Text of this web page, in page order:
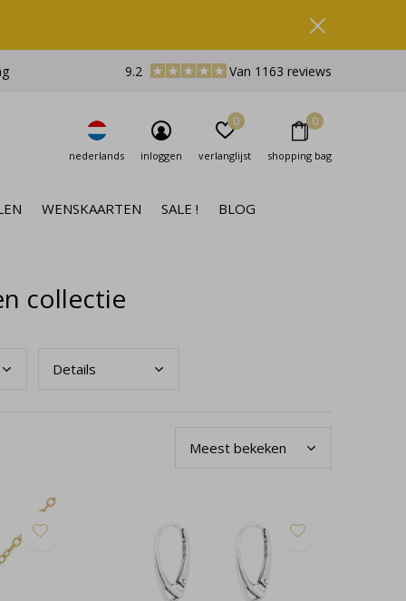
WENSKAARTEN SALE ! BLOG
nederlands inloggen verlanglijst
0
shopping bag
0
9.2 Van 1163 reviews
collectie
Details